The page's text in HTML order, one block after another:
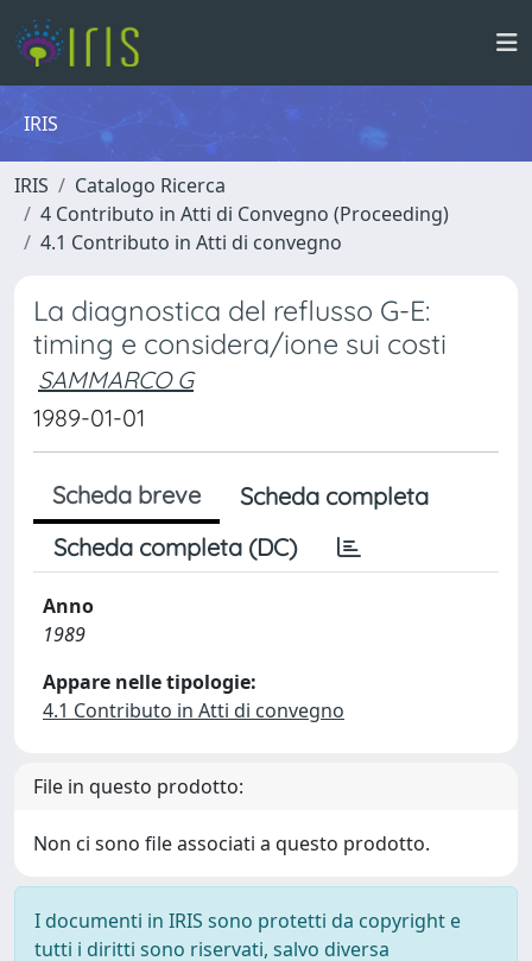
IRIS
IRIS
Catalogo Ricerca
4 Contributo in Atti di Convegno (Proceeding)
4.1 Contributo in Atti di convegno
La diagnostica del reflusso G-E:
timing e considera/ione sui costi
SAMMARCO G
1989-01-01
Scheda breve
Scheda completa
Scheda completa (DC)
Anno
1989
Appare nelle tipologie:
4.1 Contributo in Atti di convegno
File in questo prodotto:
Non ci sono file associati a questo prodotto.
I documenti in IRIS sono protetti da copyright e
tutti i diritti sono riservati, salvo diversa